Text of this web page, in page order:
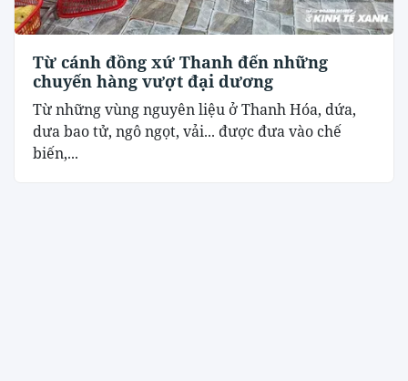
Từ cánh đồng xứ Thanh đến những
chuyến hàng vượt đại dương
Từ những vùng nguyên liệu ở Thanh Hóa, dứa,
dưa bao tử, ngô ngọt, vải... được đưa vào chế
biến,...